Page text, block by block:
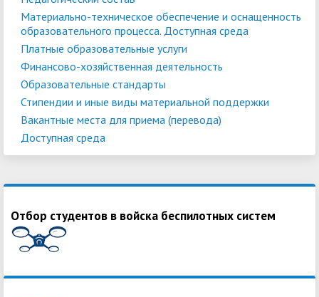
Материально-техническое обеспечение и оснащенность
образовательного процесса. Доступная среда
Платные образовательные услуги
Финансово-хозяйственная деятельность
Образовательные стандарты
Стипендии и иные виды материальной поддержки
Вакантные места для приема (перевода)
Доступная среда
Отбор студентов в войска беспилотных систем